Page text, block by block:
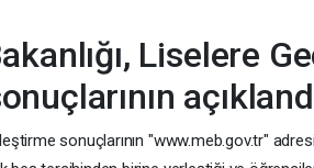
Liselere
sonuçlarının "www.meb.gov.tr"